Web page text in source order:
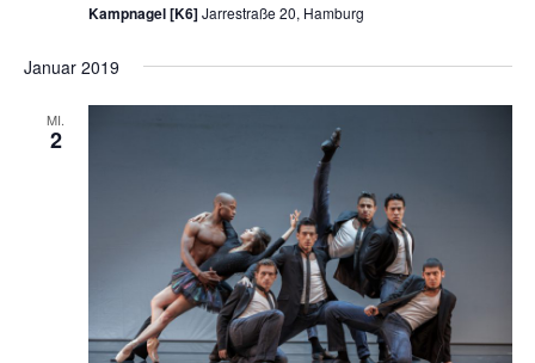
Kampnagel [K6]Jarrestraße 20, Hamburg
Januar 2019
MI.
2